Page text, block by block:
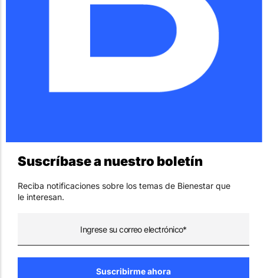
Suscríbase a nuestro boletín
Reciba notificaciones sobre los temas de Bienestar que
le interesan.